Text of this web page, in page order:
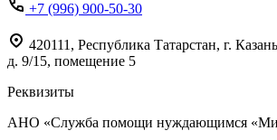
+7 (996) 900-50-30
420111 , Республика Татарстан, г.
д. 9/15, помещение 5
Реквизиты
АНО «Служба помощи нуждающимся